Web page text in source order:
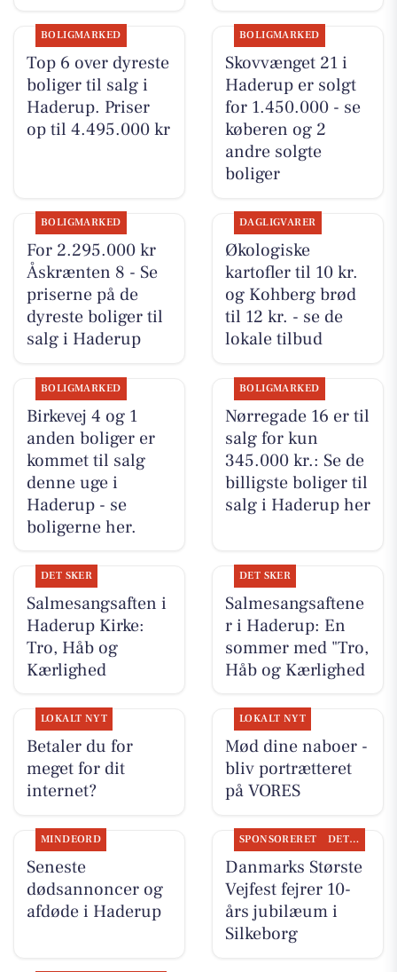
BOLIGMARKED
Top 6 over dyreste
boliger til salg i
Haderup. Priser
op til 4.495.000 kr
BOLIGMARKED
Skovvænget 21 i
Haderup er solgt
for 1.450.000 - se
køberen og 2
andre solgte
boliger
BOLIGMARKED
For 2.295.000 kr
Åskrænten 8 - Se
priserne på de
dyreste boliger til
salg i Haderup
DAGLIGVARER
Økologiske
kartofler til 10 kr.
og Kohberg brød
til 12 kr. - se de
lokale tilbud
BOLIGMARKED
Birkevej 4 og 1
anden boliger er
kommet til salg
denne uge i
Haderup - se
boligerne her.
BOLIGMARKED
Nørregade 16 er til
salg for kun
345.000 kr.: Se de
billigste boliger til
salg i Haderup her
DET SKER
Salmesangsaften i
Haderup Kirke:
Tro, Håb og
Kærlighed
DET SKER
Salmesangsaftene
r i Haderup: En
sommer med "Tro,
Håb og Kærlighed
LOKALT NYT
Betaler du for
meget for dit
internet?
LOKALT NYT
Mød dine naboer -
bliv portrætteret
på VORES
MINDEORD
Seneste
dødsannoncer og
afdøde i Haderup
SPONSORERET DET SKER
Danmarks Største
Vejfest fejrer 10-
års jubilæum i
Silkeborg